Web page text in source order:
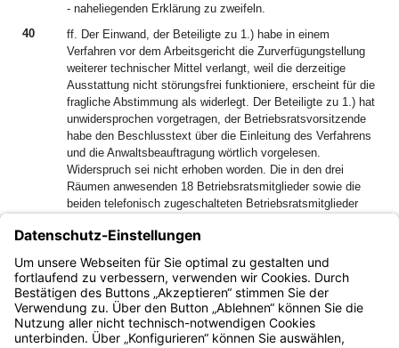
- naheliegenden Erklärung zu zweifeln.
40
ff. Der Einwand, der Beteiligte zu 1.) habe in einem
Verfahren vor dem Arbeitsgericht die Zurverfügungstellung
weiterer technischer Mittel verlangt, weil die derzeitige
Ausstattung nicht störungsfrei funktioniere, erscheint für die
fragliche Abstimmung als widerlegt. Der Beteiligte zu 1.) hat
unwidersprochen vorgetragen, der Betriebsratsvorsitzende
habe den Beschlusstext über die Einleitung des Verfahrens
und die Anwaltsbeauftragung wörtlich vorgelesen.
Widerspruch sei nicht erhoben worden. Die in den drei
Räumen anwesenden 18 Betriebsratsmitglieder sowie die
beiden telefonisch zugeschalteten Betriebsratsmitglieder
nicht gegeben. Die Beschwerdekammer hat auch
diesbezüglich keinen Anlass, an den Angaben zu zweifeln.
Anders als die Beteiligte zu 2.) meint, besteht zwischen der
Behauptung, am 01.03.2021 sei die Stimmabgabe ohne
Störungen möglich gewesen, und dem Wunsch,
verbessertes Equipment vom Arbeitgeber zur Verfügung
gestellt zu bekommen, kein wirklicher Widerspruch. Weitere